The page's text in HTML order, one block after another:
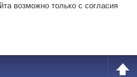
возможно только с согласия